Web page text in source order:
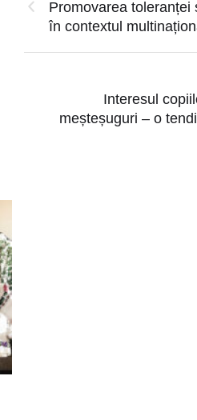
Promovarea toleranței
în contextul
Interesul
meșteșuguri – o